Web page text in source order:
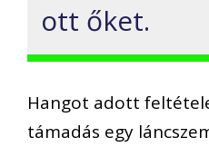
ott őket.
Hangot adott
támadás egy